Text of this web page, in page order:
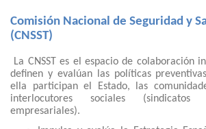
Comisión Nacional de Seguridad y
(CNSST)
La CNSST es el espacio de colaboración
definen y evalúan las políticas
ella participan el Estado, las
interlocutores sociales (sindicatos
empresariales).